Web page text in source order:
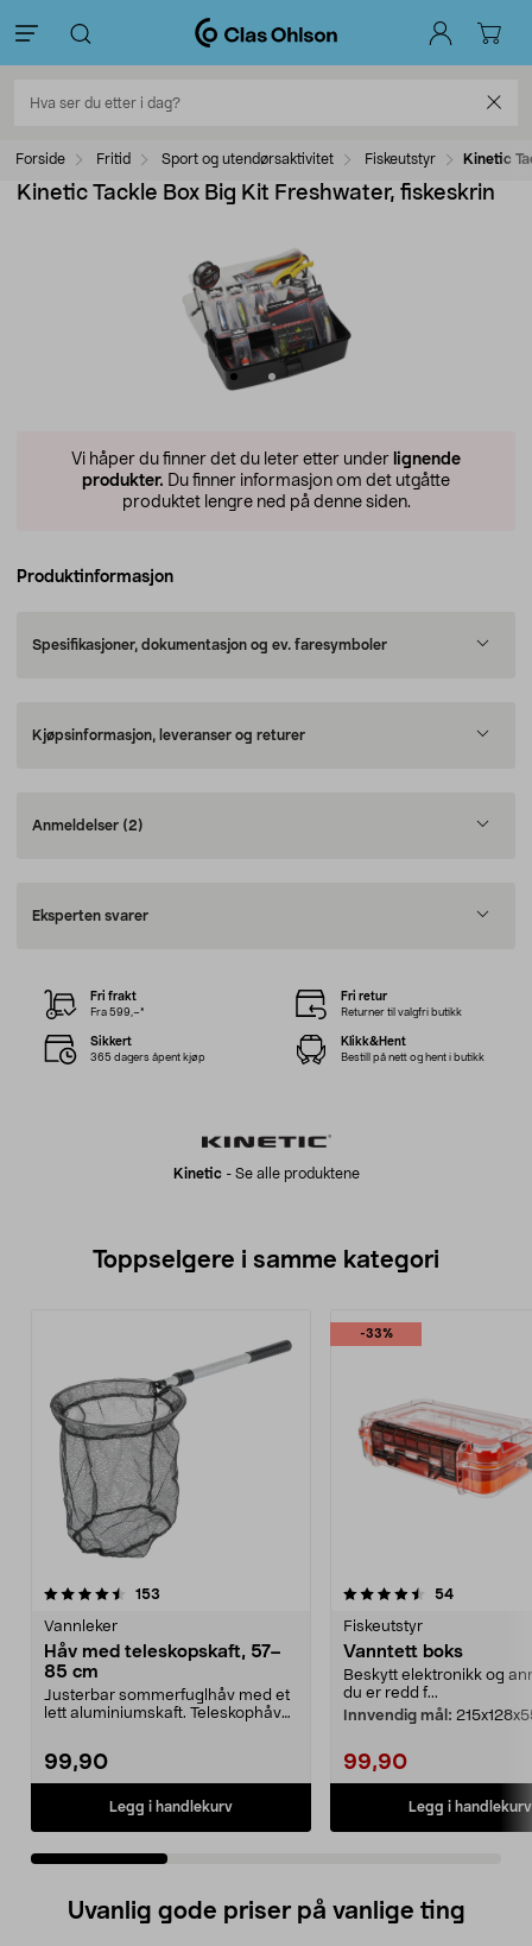
Forside Fritid Sport og utendørsaktivitet Fiskeutstyr Kinetic
Kinetic Tackle Box Big Kit Freshwater, fiskeskrin
Vi håper du finner det du leter etter under lignende
produkter. Du finner informasjon om det utgåtte
produktet lengre ned på denne siden.
Produktinformasjon
Spesifikasjoner, dokumentasjon og ev. faresymboler
Kjøpsinformasjon, leveranser og returer
Anmeldelser (2)
Eksperten svarer
Kinetic- Se alle produktene
Fri frakt
Fra 599,–*
Fri retur
Returner til valgfri butikk
Sikkert
365 dagers åpent kjøp
Klikk&Hent
Bestill på nett og hent i butikk
Toppselgere i samme kategori
153
Vannleker
Håv med teleskopskaft, 57–
85 cm
Justerbar sommerfuglhåv med et
lett aluminiumskaft. Teleskophåv
99,90
Legg i handlekurv
-33%
4.5 av 5 stjerner 54
Fiskeutstyr
Vanntett boks
Beskytt elektronikk og
du er redd f...
Innvendig mål:
99,90
Legg i handlekurv
4.5 av 5 stjerner
Uvanlig gode priser på vanlige ting